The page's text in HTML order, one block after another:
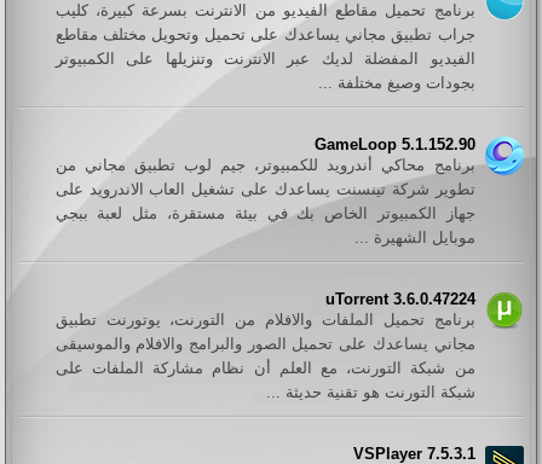
برنامج تحميل مقاطع الفيديو من الانترنت بسرعة كبيرة، كليب
جراب تطبيق مجاني يساعدك على تحميل وتحويل مختلف مقاطع
الفيديو المفضلة لديك عبر الانترنت وتنزيلها على الكمبيوتر
بجودات وصيغ مختلفة ...
GameLoop 5.1.152.90
برنامج محاكي أندرويد للكمبيوتر، جيم لوب تطبيق مجاني من
تطوير شركة تينسنت يساعدك على تشغيل العاب الاندرويد على
جهاز الكمبيوتر الخاص بك في بيئة مستقرة، مثل لعبة ببجي
موبايل الشهيرة ...
uTorrent 3.6.0.47224
برنامج تحميل الملفات والافلام من التورنت، يوتورنت تطبيق
مجاني يساعدك على تحميل الصور والبرامج والافلام والموسيقى
من شبكة التورنت، مع العلم أن نظام مشاركة الملفات على
شبكة التورنت هو تقنية حديثة ...
VSPlayer 7.5.3.1